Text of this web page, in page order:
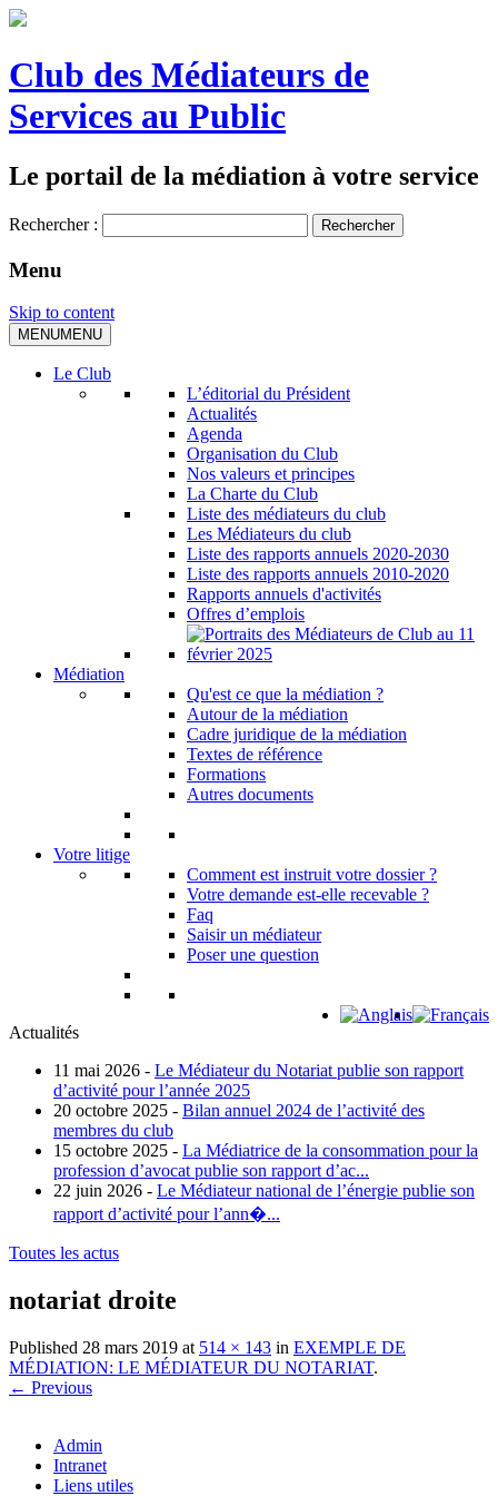
Club des Médiateurs de
Services au Public
Le portail de la médiation à votre service
Rechercher :
Menu
Skip to content
MENUMENU
Le Club
L’éditorial du Président
Actualités
Agenda
Organisation du Club
Nos valeurs et principes
La Charte du Club
Liste des médiateurs du club
Les Médiateurs du club
Liste des rapports annuels 2020-2030
Liste des rapports annuels 2010-2020
Rapports annuels d'activités
Offres d’emplois
Médiation
Qu'est ce que la médiation ?
Autour de la médiation
Cadre juridique de la médiation
Textes de référence
Formations
Autres documents
Votre litige
Comment est instruit votre dossier ?
Votre demande est-elle recevable ?
Faq
Saisir un médiateur
Poser une question
Actualités
11 mai 2026 - Le Médiateur du Notariat publie son rapport
d’activité pour l’année 2025
20 octobre 2025 - Bilan annuel 2024 de l’activité des
membres du club
15 octobre 2025 - La Médiatrice de la consommation pour la
profession d’avocat publie son rapport d’ac...
22 juin 2026 - Le Médiateur national de l’énergie publie son
rapport d’activité pour l’ann�...
Toutes les actus
notariat droite
Published 28 mars 2019 at 514 × 143 in EXEMPLE DE
MÉDIATION: LE MÉDIATEUR DU NOTARIAT.
← Previous
Admin
Intranet
Liens utiles